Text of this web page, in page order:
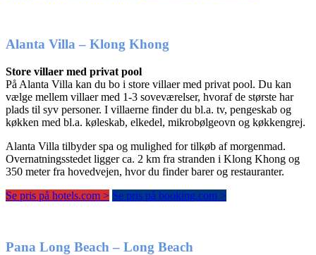
Alanta Villa – Klong Khong
Store villaer med privat pool
På Alanta Villa kan du bo i store villaer med privat pool. Du kan
vælge mellem villaer med 1-3 soveværelser, hvoraf de største har
plads til syv personer. I villaerne finder du bl.a. tv, pengeskab og
køkken med bl.a. køleskab, elkedel, mikrobølgeovn og køkkengrej.
Alanta Villa tilbyder spa og mulighed for tilkøb af morgenmad.
Overnatningsstedet ligger ca. 2 km fra stranden i Klong Khong og
350 meter fra hovedvejen, hvor du finder barer og restauranter.
Se pris på hotels.com > Se pris på booking.com >
Pana Long Beach – Long Beach